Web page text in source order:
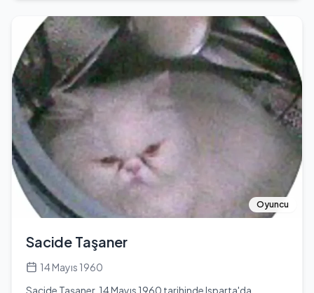
Ancak, kaderinin yönü bir süre sonra değişmiş ve
İstanbul’a adım atmıştır. Burada, liseye devam etmek
istese de hayatın zorlukları onu farklı bir yola saptırmış; bir
konfeksiyon atölyesinde ütücü olarak çalışmaya
başlamıştır. 1980 yılında, solcu bir siyasi örgüte katıldığı
için 12 Eylül Darbesi sonrası tutuklanmış ve üç yıl boyunca
hapis hayatı yaşamıştır. Özgürlüğüne kavuştuktan sonra
Anadolu'nun farklı şehirlerinde işportacılık yaparak
geçimini sağlamıştır. Askerlik görevini ertelemek için
eğitimini yeniden sürdürmeye karar vermiş ve dışarıdan
liseyi tamamlayarak İstanbul Üniversitesi İletişim
Fakültesi'ne adım atmıştır. 1986 yılında, sinema dünyasına
ilk adımını Zeki Ökten’in asistanlığını yaparak atmıştır.
1994 yılı, onun için bir dönüm noktası olmuş; ilk uzun
metrajlı filmi "C Blok" ile sinema perdesine merhaba
demiştir. 1997'de vizyona giren "Masumiyet" filmi, Venedik
Film Festivali'nde gösterilerek büyük beğeni toplamıştır.
Oyuncu
Sacide Taşaner
14 Mayıs 1960
Sacide Taşaner, 14 Mayıs 1960 tarihinde Isparta'da